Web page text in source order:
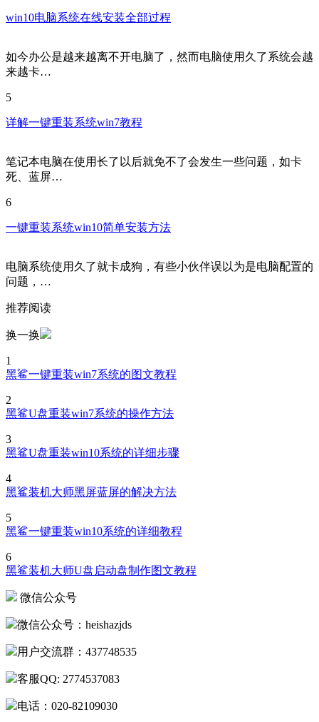
win10电脑系统在线安装全部过程
如今办公是越来越离不开电脑了，然而电脑使用久了系统会越
来越卡…
5
详解一键重装系统win7教程
笔记本电脑在使用长了以后就免不了会发生一些问题，如卡
死、蓝屏…
6
一键重装系统win10简单安装方法
电脑系统使用久了就卡成狗，有些小伙伴误以为是电脑配置的
问题，…
推荐阅读
换一换
1
黑鲨一键重装win7系统的图文教程
2
黑鲨U盘重装win7系统的操作方法
3
黑鲨U盘重装win10系统的详细步骤
4
黑鲨装机大师黑屏蓝屏的解决方法
5
黑鲨一键重装win10系统的详细教程
6
黑鲨装机大师U盘启动盘制作图文教程
微信公众号
微信公众号：heishazjds
用户交流群：437748535
客服QQ: 2774537083
电话：020-82109030